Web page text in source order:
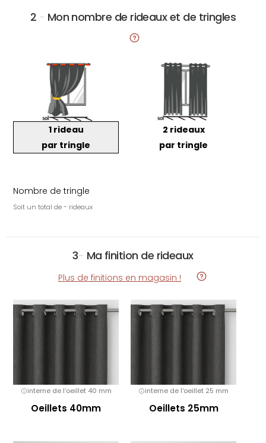
2 - Mon nombre de rideaux et de tringles
1 rideau
par tringle
2 rideaux
par tringle
Nombre de tringle
Soit un total de - rideaux
3- Ma finition de rideaux
Plus de finitions en magasin !
interne de l'oeillet 40 mm
Oeillets 40mm
interne de l'oeillet 25 mm
Oeillets 25mm